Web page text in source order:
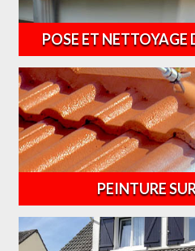
POSE ET NETTOYAGE
PEINTURE